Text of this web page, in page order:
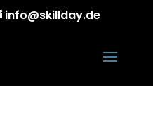
info@skillday.de